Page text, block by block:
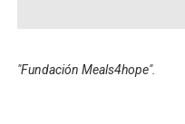
Corposalud y
Inicia el plan
"Fundación Meals4hope".